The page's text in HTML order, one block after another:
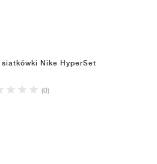
Nike HyperSet
(0)